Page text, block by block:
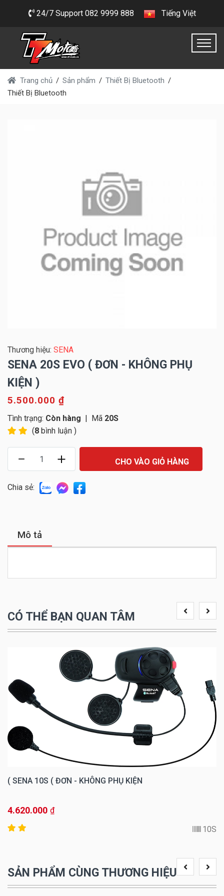
24/7 Support 082 9999 888 Tiếng Việt
Trang chủ Sản phẩm
Thiết Bị Bluetooth
Thiết Bị Bluetooth
Thương hiệu: SENA
SENA 20S EVO ( ĐƠN - KHÔNG PHỤ
KIỆN )
5.500.000 ₫
Tình trạng: Còn hàng Mã 20S
(8 bình luận )
CHO VÀO GIỎ HÀNG
Chia sẻ:
Mô tả
CÓ THỂ BẠN QUAN TÂM
SENA 10S ( ĐƠN - KHÔNG PHỤ KIỆN )
4.620.000 ₫
10S
SẢN PHẨM CÙNG THƯƠNG HIỆU